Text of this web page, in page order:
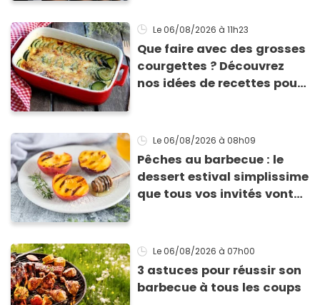
Le 06/08/2026 à 11h23
Que faire avec des grosses
courgettes ? Découvrez
nos idées de recettes pour
Le 06/08/2026 à 08h09
Pêches au barbecue : le
dessert estival simplissime
que tous vos invités vont
Le 06/08/2026 à 07h00
3 astuces pour réussir son
barbecue à tous les coups